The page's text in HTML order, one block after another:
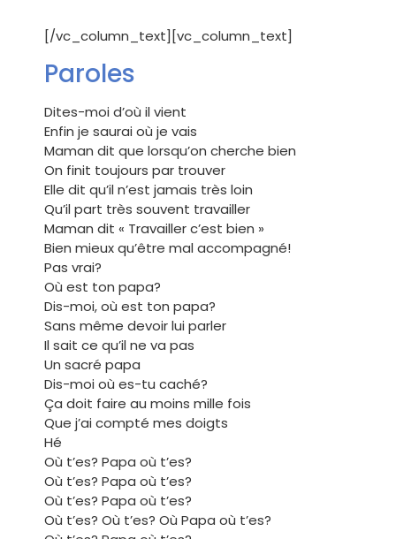
[/vc_column_text][vc_column_text]
Paroles
Dites-moi d’où il vient
Enfin je saurai où je vais
Maman dit que lorsqu’on cherche bien
On finit toujours par trouver
Elle dit qu’il n’est jamais très loin
Qu’il part très souvent travailler
Maman dit « Travailler c’est bien »
Bien mieux qu’être mal accompagné!
Pas vrai?
Où est ton papa?
Dis-moi, où est ton papa?
Sans même devoir lui parler
Il sait ce qu’il ne va pas
Un sacré papa
Dis-moi où es-tu caché?
Ça doit faire au moins mille fois
Que j’ai compté mes doigts
Hé
Où t’es? Papa où t’es?
Où t’es? Papa où t’es?
Où t’es? Papa où t’es?
Où t’es? Où t’es? Où Papa où t’es?